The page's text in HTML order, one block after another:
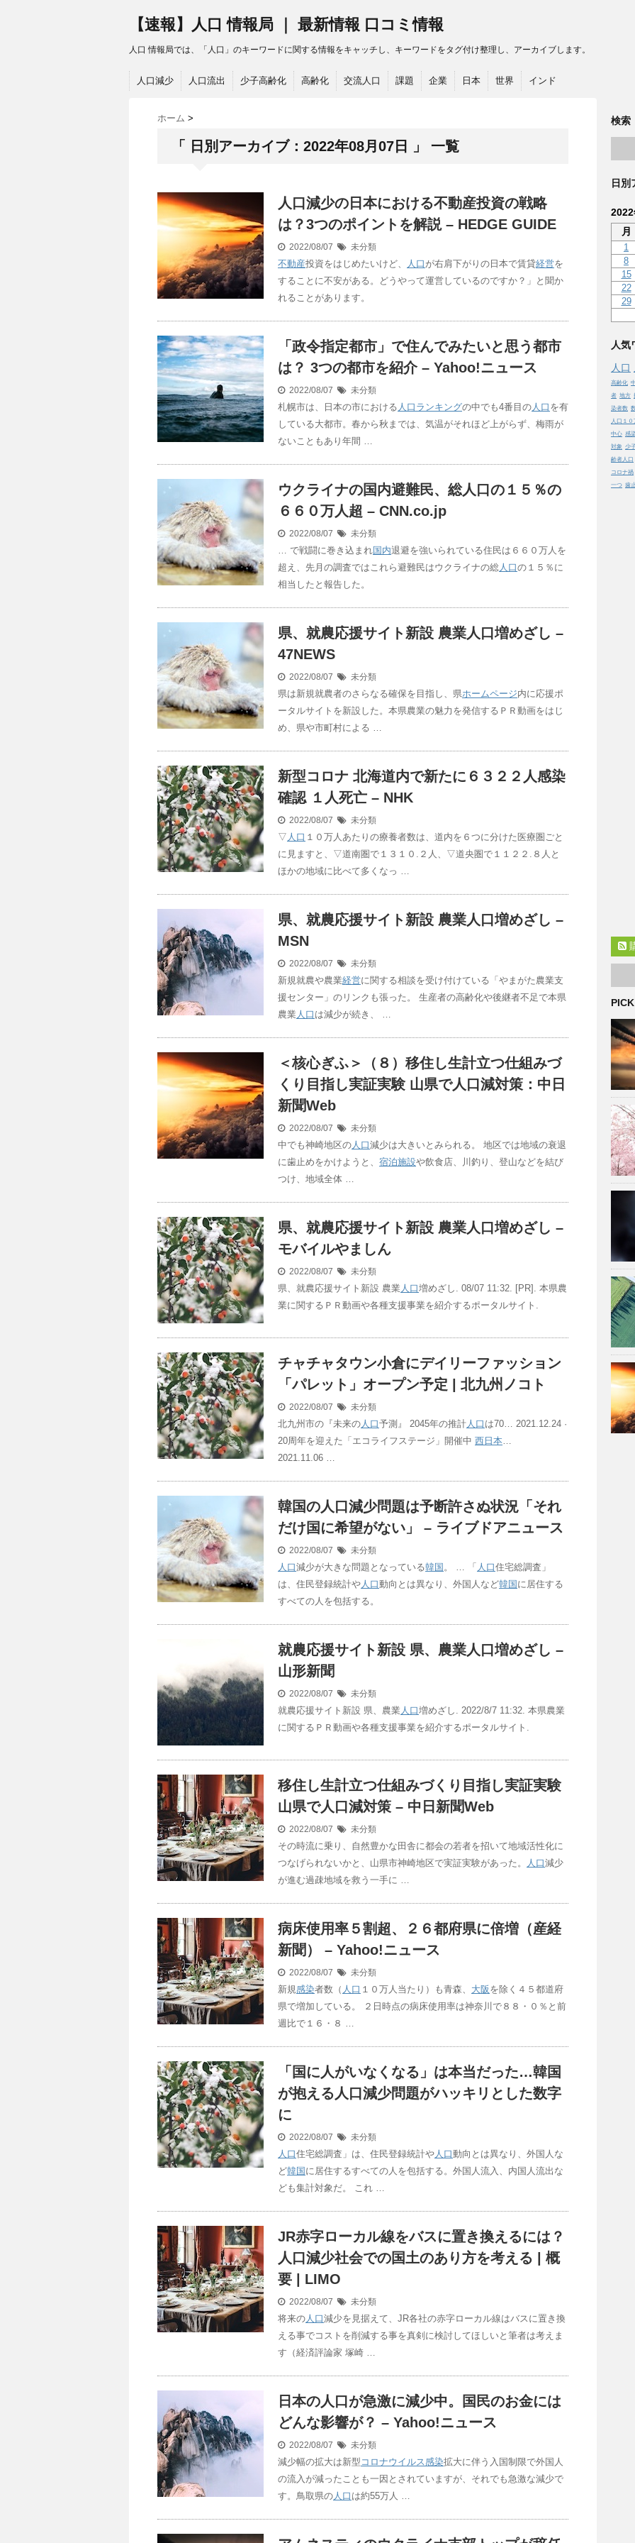
【速報】人口 情報局 ｜ 最新情報 口コミ情報
人口 情報局では、「人口」のキーワードに関する情報をキャッチし、キーワードをタグ付け整理し、アーカイブします。
人口減少 人口流出 少子高齢化 高齢化 交流人口 課題 企業 日本 世界 インド
ホーム >
「 日別アーカイブ：2022年08月07日 」 一覧
人口 減少の日本における不動産投資の戦略
は？3つのポイントを解説 – HEDGE GUIDE
2022/08/07 未分類
不動産投資をはじめたいけど、 人口 が右肩下がりの日本で賃貸経営を
することに不安がある。どうやって運営しているのですか？」と聞か
れることがあります。
「政令指定都市」で住んでみたいと思う都市
は？ 3つの都市を紹介 – Yahoo!ニュース
2022/08/07 未分類
札幌市は、日本の市における 人口 ランキングの中でも4番目の人口 を有
している大都市。春から秋までは、気温がそれほど上がらず、梅雨が
ないこともあり年間 …
ウクライナの国内避難民、総人口 の１５％の
６６０万人超 – CNN.co.jp
2022/08/07 未分類
… で戦闘に巻き込まれ国内退避を強いられている住民は６６０万人を
超え、先月の調査ではこれら避難民はウクライナの総人口の１５％に
相当したと報告した。
県、就農応援サイト新設 農業人口増めざし –
47NEWS
2022/08/07 未分類
県は新規就農者のさらなる確保を目指し、県ホームページ内に応援ポ
ータルサイトを新設した。本県農業の魅力を発信するＰＲ動画をはじ
め、県や市町村による …
新型コロナ 北海道内で新たに６３２２人感染
確認 １人死亡 – NHK
2022/08/07 未分類
▽ 人口 １０万人あたりの療養者数は、道内を６つに分けた医療圏ごと
に見ますと、▽道南圏で１３１０.２人、▽道央圏で１１２２.８人と
ほかの地域に比べて多くなっ …
県、就農応援サイト新設 農業人口増めざし –
MSN
2022/08/07 未分類
新規就農や農業経営に関する相談を受け付けている「やまがた農業支
援センター」のリンクも張った。 生産者の高齢化や後継者不足で本県
農業 人口 は減少が続き、 …
＜核心ぎふ＞（８）移住し生計立つ仕組みづ
くり目指し実証実験 山県で人口 減対策：中日
新聞Web
2022/08/07 未分類
中でも神崎地区の人口減少は大きいとみられる。 地区では地域の衰退
に歯止めをかけようと、 宿泊施設や飲食店、川釣り、登山などを結び
つけ、地域全体 …
県、就農応援サイト新設 農業人口増めざし –
モバイルやましん
2022/08/07 未分類
県、就農応援サイト新設 農業 人口増めざし. 08/07 11:32. [PR]. 本県農
業に関するＰＲ動画や各種支援事業を紹介するポータルサイト.
チャチャタウン小倉にデイリーファッション
「パレット」オープン予定 | 北九州ノコト
2022/08/07 未分類
北九州市の『未来の人口予測』 2045年の推計人口 は70… 2021.12.24 ·
20周年を迎えた「エコライフステージ」開催中 西日本…
2021.11.06 …
韓国の人口 減少問題は予断許さぬ状況「それ
だけ国に希望がない」 – ライブドアニュース
2022/08/07 未分類
人口減少が大きな問題となっている韓国 。 … 「 人口住宅総調査」
は、住民登録統計や人口動向とは異なり、外国人など韓国 に居住する
すべての人を包括する。
就農応援サイト新設 県、農業人口増めざし –
山形新聞
2022/08/07 未分類
就農応援サイト新設 県、農業 人口増めざし. 2022/8/7 11:32. 本県農業
に関するＰＲ動画や各種支援事業を紹介するポータルサイト.
移住し生計立つ仕組みづくり目指し実証実験
山県で人口 減対策 – 中日新聞Web
2022/08/07 未分類
その時流に乗り、自然豊かな田舎に都会の若者を招いて地域活性化に
つなげられないかと、山県市神崎地区で実証実験があった。
人口減少
が進む過疎地域を救う一手に …
病床使用率５割超、２６都府県に倍増（産経
新聞） – Yahoo!ニュース
2022/08/07 未分類
新規感染者数（ 人口 １０万人当たり）も青森、 大阪 を除く４５都道府
県で増加している。 ２日時点の病床使用率は神奈川で８８・０％と前
週比で１６・８ …
「国に人がいなくなる」は本当だった…韓国
が抱える 人口 減少問題がハッキリとした数字
に
2022/08/07 未分類
人口住宅総調査」は、住民登録統計や人口動向とは異なり、外国人な
ど韓国 に居住するすべての人を包括する。外国人流入、内国人流出な
ども集計対象だ。 これ …
JR赤字ローカル線をバスに置き換えるには？
人口 減少社会での国土のあり方を考える | 概
要 | LIMO
2022/08/07 未分類
将来の人口減少を見据えて、JR各社の赤字ローカル線はバスに置き換
える事でコストを削減する事を真剣に検討してほしいと筆者は考えま
す（経済評論家 塚崎 …
日本の人口 が急激に減少中。国民のお金には
どんな影響が？ – Yahoo!ニュース
2022/08/07 未分類
減少幅の拡大は新型 コロナウイルス感染拡大に伴う入国制限で外国人
の流入が減ったことも一因とされていますが、それでも急激な減少で
す。鳥取県の人口 は約55万人 …
検索
日別
月
1
8
15
22
29
人気
人口
高齢化
者 地方
染者数
人口１
中心 感
対象 少
齢者人口
コロナ禍
一つ 歯